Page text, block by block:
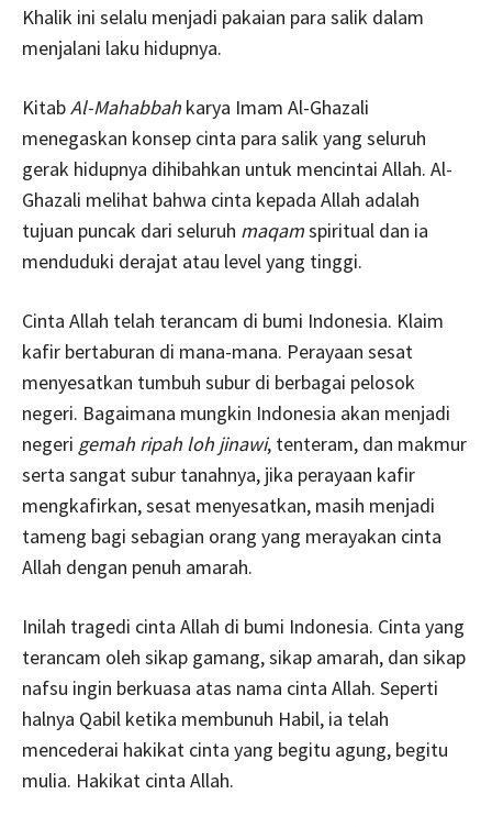
Khalik ini selalu menjadi pakaian para salik dalam
menjalani laku hidupnya.
KitabAl-Mahabbah karya Imam Al-Ghazali
menegaskan konsep cinta para salik yang seluruh
gerak hidupnya dihibahkan untuk mencintai Allah. Al-
Ghazali melihat bahwa cinta kepada Allah adalah
tujuan puncak dari seluruh maqamspiritual dan ia
menduduki derajat atau level yang tinggi.
Cinta Allah telah terancam di bumi Indonesia. Klaim
kafir bertaburan di mana-mana. Perayaan sesat
menyesatkan tumbuh subur di berbagai pelosok
negeri. Bagaimana mungkin Indonesia akan menjadi
negeri gemah ripah loh jinawi, tenteram, dan makmur
serta sangat subur tanahnya, jika perayaan kafir
mengkafirkan, sesat menyesatkan, masih menjadi
tameng bagi sebagian orang yang merayakan cinta
Allah dengan penuh amarah.
Inilah tragedi cinta Allah di bumi Indonesia. Cinta yang
terancam oleh sikap gamang, sikap amarah, dan sikap
nafsu ingin berkuasa atas nama cinta Allah. Seperti
halnya Qabil ketika membunuh Habil, ia telah
mencederai hakikat cinta yang begitu agung, begitu
mulia. Hakikat cinta Allah.